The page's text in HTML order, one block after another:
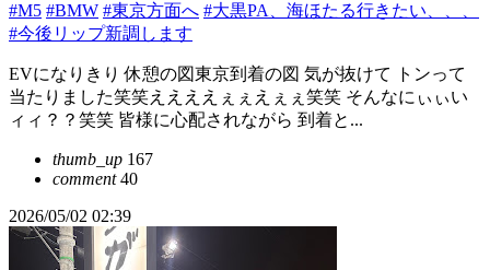
#M5 #BMW #東京方面へ #大黒PA、海ほたる行きたい、、、
#今後リップ新調します
EVになりきり 休憩の図東京到着の図 気が抜けて トンって
当たりました笑笑ええええぇぇえぇぇ笑笑 そんなにぃぃい
ィィ？？笑笑 皆様に心配されながら 到着と...
thumb_up 167
comment40
2026/05/02 02:39